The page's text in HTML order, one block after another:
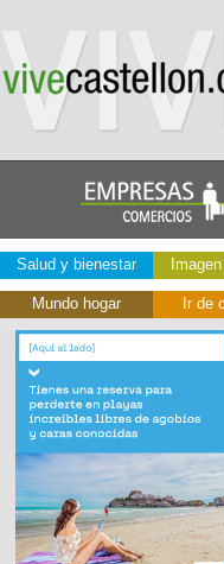
Salud y bienestar
Mundo hogar Ir de